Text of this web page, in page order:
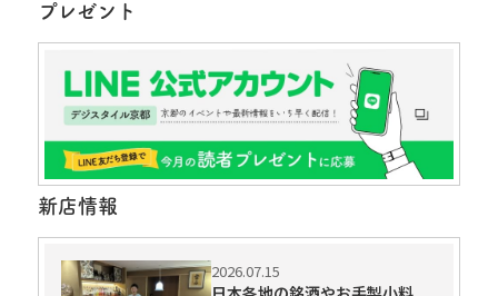
プレゼント
新店情報
2026.07.15